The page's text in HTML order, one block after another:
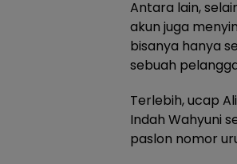
Antara lain,
akun juga
bisanya hanya
sebuah
Terlebih, ucap
Indah Wahyuni
paslon nomor